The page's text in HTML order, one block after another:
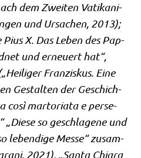
dem Zwei­ten Vati­ka­ni­
und Ursa­chen, 2013);
X. Das Leben des Pap­
und erneu­ert hat“,
Fran­zis­kus. Eine
Gestal­ten der Geschich­
così mar­to­ria­ta e per­se­
so geschla­ge­ne und
leben­di­ge Mes­se“ zusam­
2021), „San­ta Chia­ra